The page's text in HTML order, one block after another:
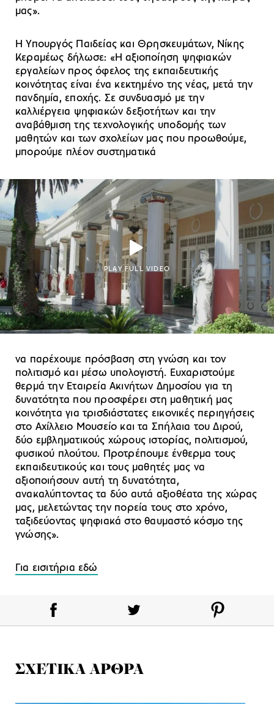
μας».
Η Υπουργός Παιδείας και Θρησκευμάτων, Νίκης
Κεραμέως δήλωσε: «Η αξιοποίηση ψηφιακών
εργαλείων προς όφελος της εκπαιδευτικής
κοινότητας είναι ένα κεκτημένο της νέας, μετά την
πανδημία, εποχής. Σε συνδυασμό με την
καλλιέργεια ψηφιακών δεξιοτήτων και την
αναβάθμιση της τεχνολογικής υποδομής των
μαθητών και των σχολείων μας που προωθούμε,
μπορούμε πλέον συστηματικά
PLAY FULL VIDEO
να παρέχουμε πρόσβαση στη γνώση και τον
πολιτισμό και μέσω υπολογιστή. Ευχαριστούμε
θερμά την Εταιρεία Ακινήτων Δημοσίου για τη
δυνατότητα που προσφέρει στη μαθητική μας
κοινότητα για τρισδιάστατες εικονικές περιηγήσεις
στο Αχίλλειο Μουσείο και τα Σπήλαια του Διρού,
δύο εμβληματικούς χώρους ιστορίας, πολιτισμού,
φυσικού πλούτου. Προτρέπουμε ένθερμα τους
εκπαιδευτικούς και τους μαθητές μας να
αξιοποιήσουν αυτή τη δυνατότητα,
ανακαλύπτοντας τα δύο αυτά αξιοθέατα της χώρας
μας, μελετώντας την πορεία τους στο χρόνο,
ταξιδεύοντας ψηφιακά στο θαυμαστό κόσμο της
γνώσης».
Για εισιτήρια εδώ
ΣΧΕΤΙΚΑ ΑΡΘΡΑ